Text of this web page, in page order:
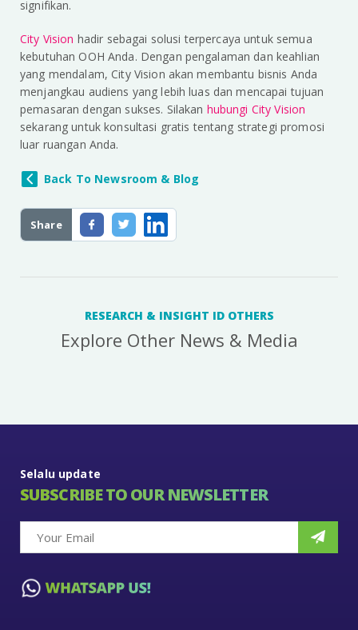
Share
signifikan.
City Vision hadir sebagai solusi terpercaya untuk semua
kebutuhan OOH Anda. Dengan pengalaman dan keahlian
yang mendalam, City Vision akan membantu bisnis Anda
menjangkau audiens yang lebih luas dan mencapai tujuan
pemasaran dengan sukses. Silakan hubungi City Vision
sekarang untuk konsultasi gratis tentang strategi promosi
luar ruangan Anda.
Back To Newsroom & Blog
RESEARCH & INSIGHT ID OTHERS
Explore Other News & Media
Selalu update
SUBSCRIBE TO OUR NEWSLETTER